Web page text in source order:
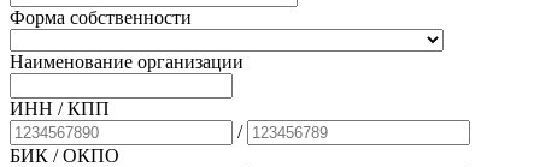
Форма собственности
Наименование организации
ИНН / КПП
/
БИК / ОКПО